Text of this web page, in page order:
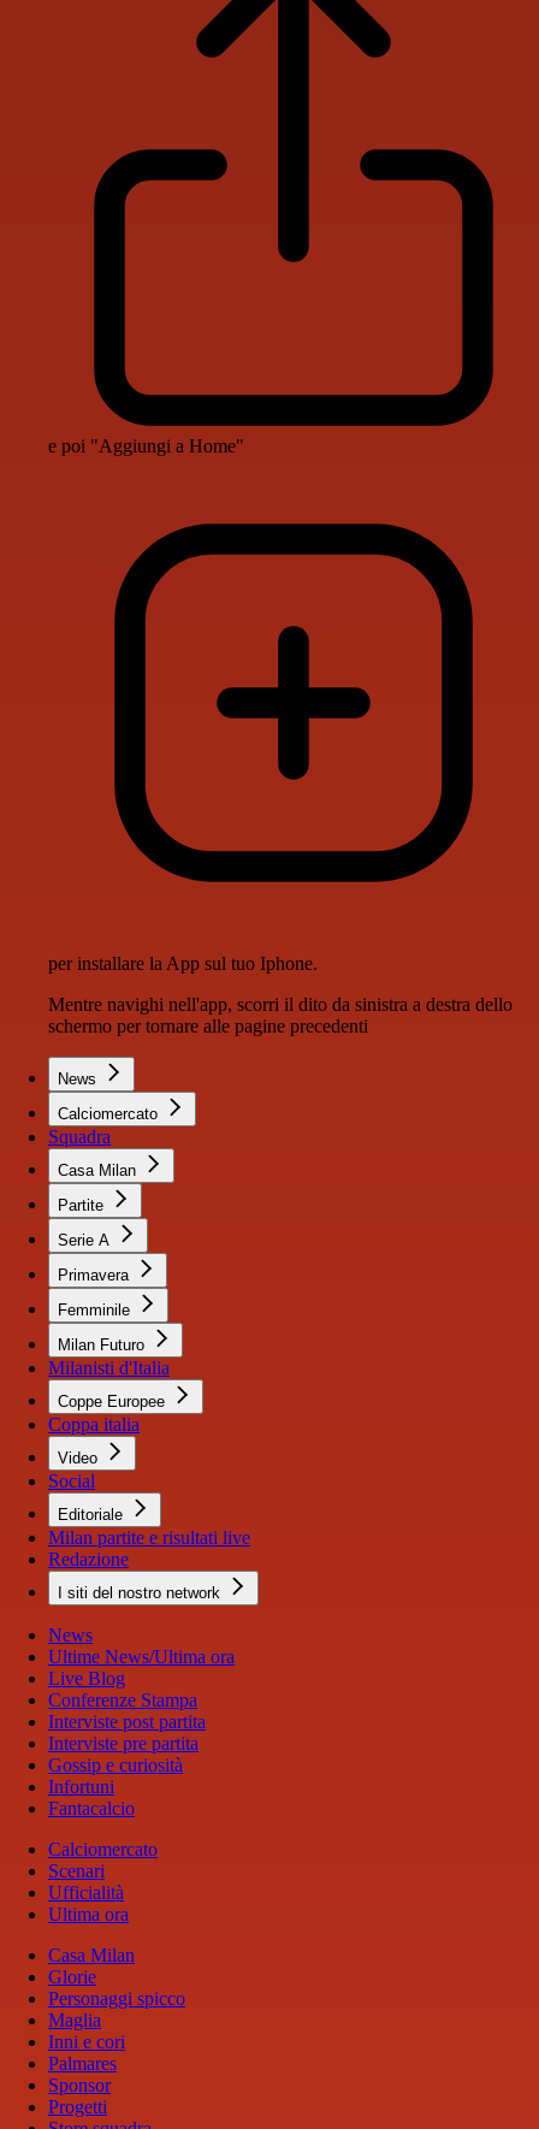
e poi "Aggiungi a Home"
per installare la App sul tuo Iphone.
Mentre navighi nell'app, scorri il dito da sinistra a destra dello
schermo per tornare alle pagine precedenti
News
Calciomercato
Squadra
Casa Milan
Partite
Serie A
Primavera
Femminile
Milan Futuro
Milanisti d'Italia
Coppe Europee
Coppa italia
Video
Social
Editoriale
Milan partite e risultati live
Redazione
I siti del nostro network
News
Ultime News/Ultima ora
Live Blog
Conferenze Stampa
Interviste post partita
Interviste pre partita
Gossip e curiosità
Infortuni
Fantacalcio
Calciomercato
Scenari
Ufficialità
Ultima ora
Casa Milan
Glorie
Personaggi spicco
Maglia
Inni e cori
Palmares
Sponsor
Progetti